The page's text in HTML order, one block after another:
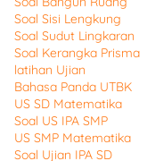
Soal Sisi Lengkung
Soal Sudut Lingkaran
Soal Kerangka Prisma
latihan Ujian
Bahasa Panda UTBK
US SD Matematika
Soal US IPA SMP
US SMP Matematika
Soal Ujian IPA SD